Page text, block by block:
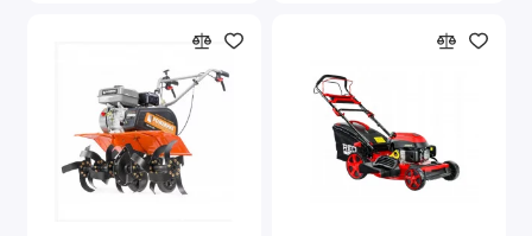
Urbja stiprinājums
Paredzēts HSS urbju asināšanai ar diametru no 3 līdz 13
mm uz diska ar dimanta pārklājumu.